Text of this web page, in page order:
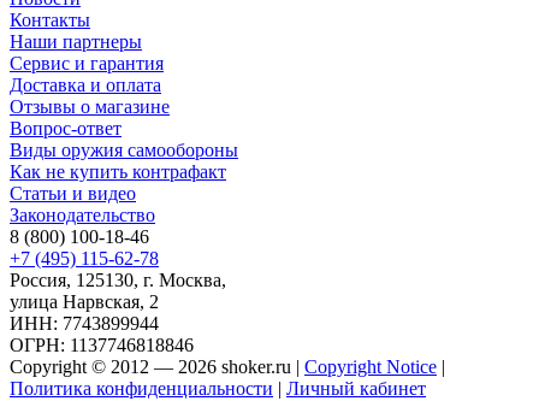
Контакты
Наши партнеры
Сервис и гарантия
Доставка и оплата
Отзывы о магазине
Вопрос-ответ
Виды оружия самообороны
Как не купить контрафакт
Статьи и видео
Законодательство
8 (800) 100-18-46
+7 (495) 115-62-78
Россия, 125130, г. Москва,
улица Нарвская, 2
ИНН: 7743899944
ОГРН: 1137746818846
Copyright © 2012 — 2026 shoker.ru | Copyright Notice |
Политика конфиденциальности | Личный кабинет